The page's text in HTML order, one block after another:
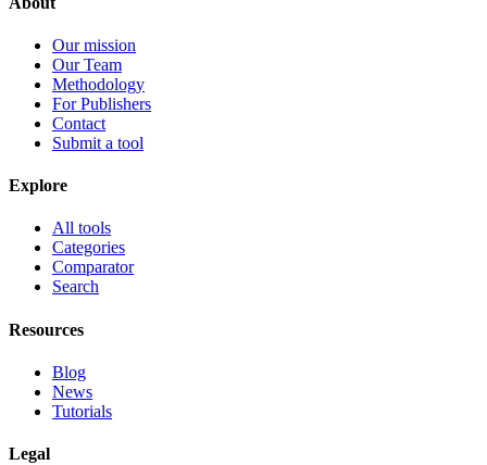
Our mission
Our Team
Methodology
For Publishers
Contact
Submit a tool
Explore
All tools
Categories
Comparator
Search
Resources
Blog
News
Tutorials
Legal